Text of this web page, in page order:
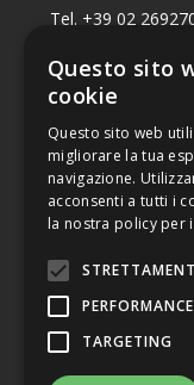
Tel. +39 02
Tel. +39 02
Fax +39 02
Capitale sociale di
delle Imprese di
iscritta al Repertorio
2091710. È vietata la
qualsiasi mezzo,
autorizzata.
Copyright © Converting
Questo sito
cookie
Questo sito web
migliorare la tua
navigazione.
acconsenti a tutti i
la nostra policy per
PERFORMANCE
TARGETING